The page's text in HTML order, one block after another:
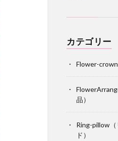
カテゴリー
Flower-crown
品）
Ring-pillow
ド）